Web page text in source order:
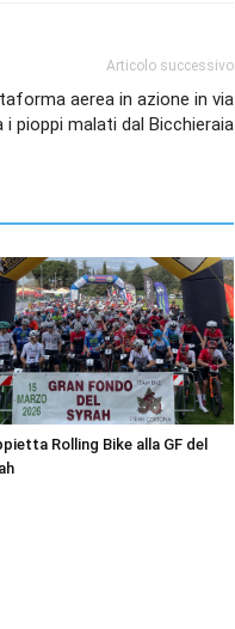
Articolo successivo
aerea in azione in via
i pioppi malati dal Bicchieraia
Rolling Bike alla GF del